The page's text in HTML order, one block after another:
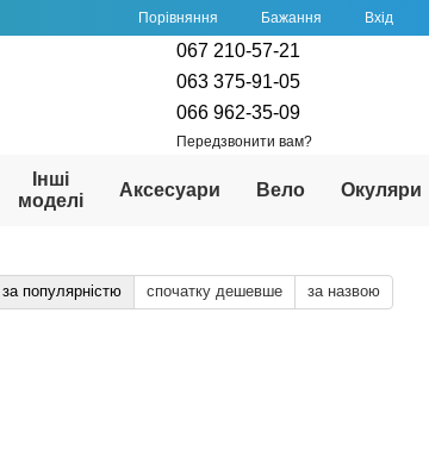
Порівняння Бажання Вхід
067 210-57-21
063 375-91-05
066 962-35-09
Передзвонити вам?
Інші
моделі
Аксесуари Вело Окуляри
за популярністю спочатку дешевше за назвою